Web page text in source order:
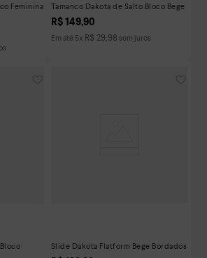
Feminina
Tamanco Dakota de Salto Bloco Bege
R$ 149,90
Em até 5x R$ 29,98 sem juros
Slide Dakota Flatform Bege Bordados